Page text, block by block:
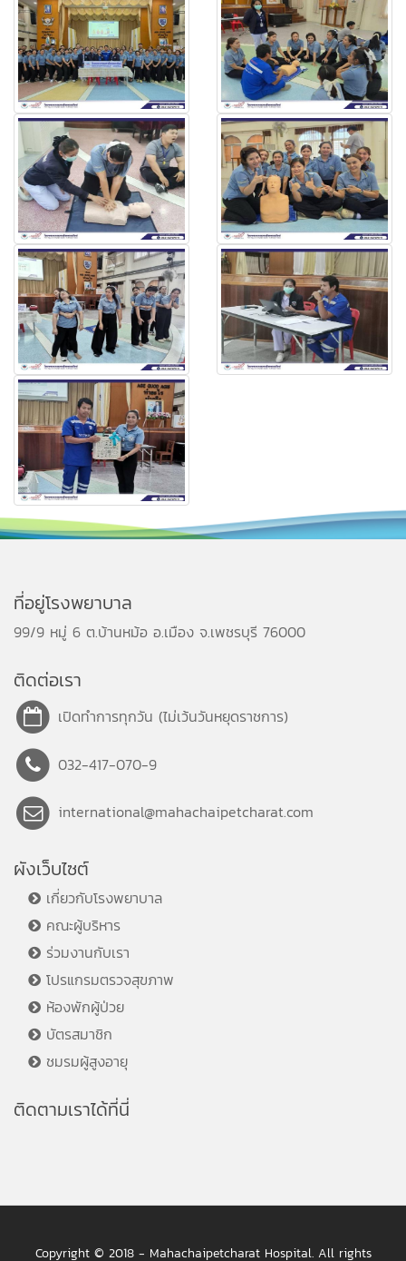
ที่อยู่โรงพยาบาล
99/9 หมู่ 6 ต.บ้านหม้อ อ.เมือง จ.เพชรบุรี 76000
ติดต่อเรา
เปิดทำการทุกวัน (ไม่เว้นวันหยุดราชการ)
032-417-070-9
international@mahachaipetcharat.com
ผังเว็บไซต์
เกี่ยวกับโรงพยาบาล
คณะผู้บริหาร
ร่วมงานกับเรา
โปรแกรมตรวจสุขภาพ
ห้องพักผู้ป่วย
บัตรสมาชิก
ชมรมผู้สูงอายุ
ติดตามเราได้ที่นี่
Copyright © 2018 - Mahachaipetcharat Hospital. All rights